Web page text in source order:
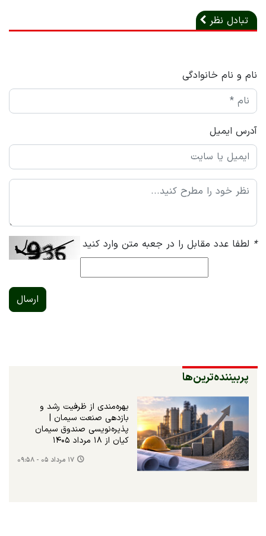
تبادل نظر
نام و نام خانوادگی
آدرس ایمیل
* لطفا عدد مقابل را در جعبه متن وارد کنید
ارسال
پربیننده‌ترین‌ها
بهره‌مندی از ظرفیت رشد و
بازدهی صنعت سیمان |
پذیره‌نویسی صندوق سیمان
کیان از ۱۸ مرداد ۱۴۰۵
۱۷ مرداد ۰۵ - ۰۹:۵۸